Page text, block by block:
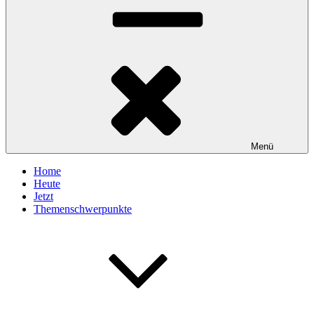
Menü
Home
Heute
Jetzt
Themenschwerpunkte